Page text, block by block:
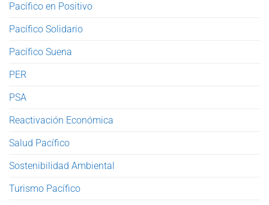
Pacífico en Positivo
Pacífico Solidario
Pacífico Suena
PER
PSA
Reactivación Económica
Salud Pacífico
Sostenibilidad Ambiental
Turismo Pacífico